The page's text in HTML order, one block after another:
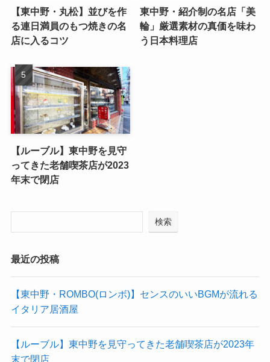
【東中野・丸松】並びを作
る連日満員のもつ焼きの名
店に入るコツ
東中野・紹介制の名店「美
輪」厳選素材の真価を味わ
う日本料理店
【ルーブル】東中野を見守
ってきた老舗喫茶店が2023
年末で閉店
検索
最近の投稿
【東中野・ROMBO(ロンボ)】センスのいいBGMが流れる
イタリア居酒屋
【ルーブル】東中野を見守ってきた老舗喫茶店が2023年
末で閉店